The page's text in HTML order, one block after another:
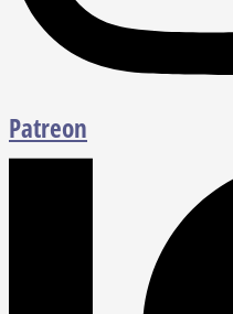
Patreon